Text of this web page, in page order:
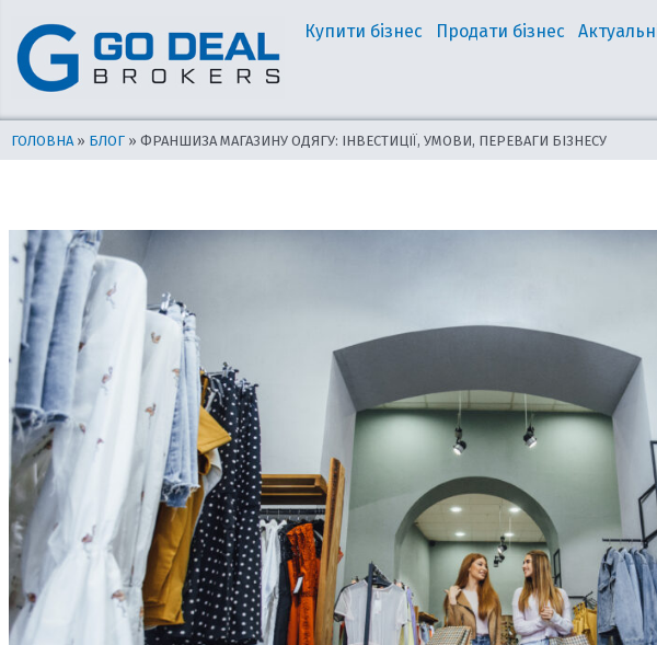
вмісту
Купити бізнес Продати бізнес
ГОЛОВНА » БЛОГ » ФРАНШИЗА МАГАЗИНУ ОДЯГУ: ІНВЕСТИЦІЇ, УМОВИ, ПЕРЕВАГИ БІЗНЕСУ
по
запису